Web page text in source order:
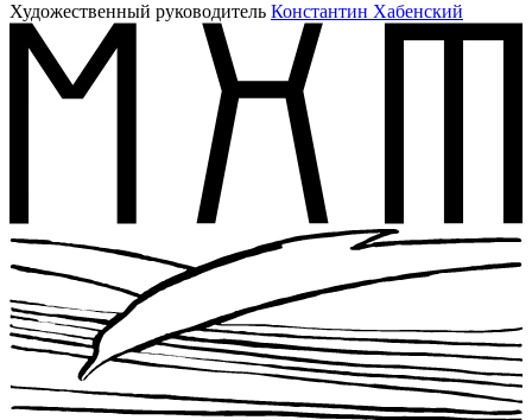
Художественный руководитель Константин Хабенский